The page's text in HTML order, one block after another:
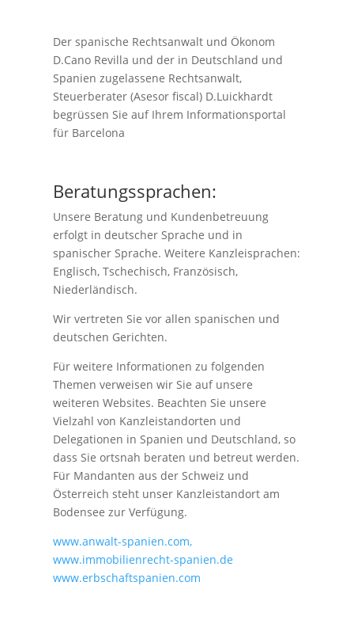
Der spanische Rechtsanwalt und Ökonom
D.Cano Revilla und der in Deutschland und
Spanien zugelassene Rechtsanwalt,
Steuerberater (Asesor fiscal) D.Luickhardt
begrüssen Sie auf Ihrem Informationsportal
für Barcelona
Beratungssprachen:
Unsere Beratung und Kundenbetreuung
erfolgt in deutscher Sprache und in
spanischer Sprache. Weitere Kanzleisprachen:
Englisch, Tschechisch, Französisch,
Niederländisch.
Wir vertreten Sie vor allen spanischen und
deutschen Gerichten.
Für weitere Informationen zu folgenden
Themen verweisen wir Sie auf unsere
weiteren Websites. Beachten Sie unsere
Vielzahl von Kanzleistandorten und
Delegationen in Spanien und Deutschland, so
dass Sie ortsnah beraten und betreut werden.
Für Mandanten aus der Schweiz und
Österreich steht unser Kanzleistandort am
Bodensee zur Verfügung.
www.anwalt-spanien.com,
www.immobilienrecht-spanien.de
www.erbschaftspanien.com